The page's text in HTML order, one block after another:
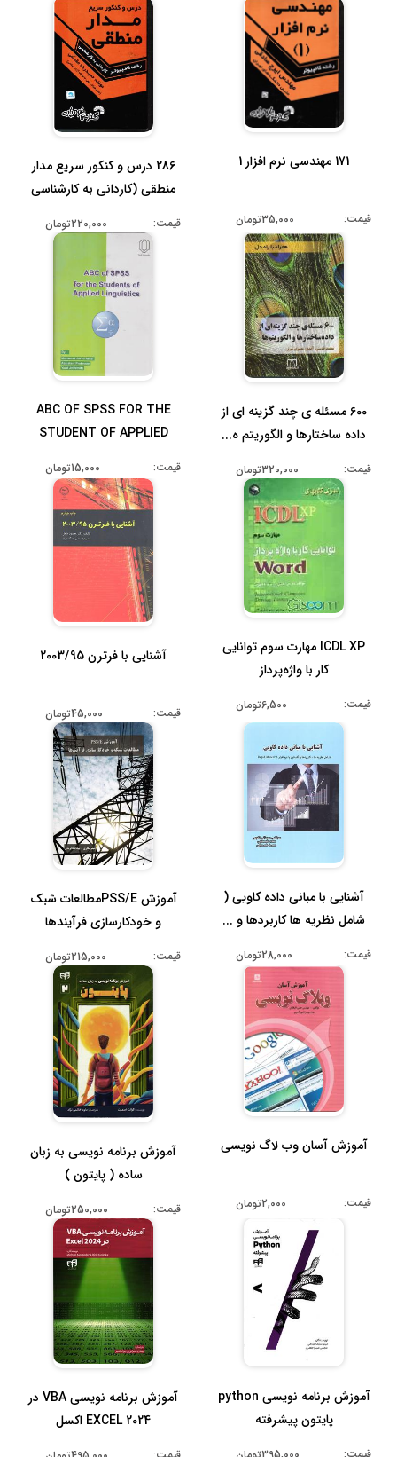
171 مهندسی نرم افزار 1
قیمت: 35,000تومان
286 درس و کنکور سریع مدار
منطقی (کاردانی به کارشناسی
قیمت: 220,000تومان
600 مسئله ی چند گزینه ای از
داده ساختارها و الگوریتم ه...
قیمت: 320,000تومان
ABC OF SPSS FOR THE
STUDENT OF APPLIED
قیمت: 15,000تومان
ICDL XP مهارت سوم توانایی
کار با واژه‌پرداز
قیمت: 6,500تومان
آشنایی با فرترن 2003/95
قیمت: 45,000تومان
آشنایی با مبانی داده کاویی (
شامل نظریه ها کاربردها و ...
قیمت: 28,000تومان
آموزش PSS/Eمطالعات شبک
و خودکارسازی فرآیندها
قیمت: 215,000تومان
آموزش آسان وب لاگ نویسی
قیمت: 2,000تومان
آموزش برنامه نویسی به زبان
ساده ( پایتون )
قیمت: 250,000تومان
آموزش برنامه نویسی python
پایتون پیشرفته
قیمت:
آموزش برنامه نویسی VBA در
EXCEL 2024 اکسل